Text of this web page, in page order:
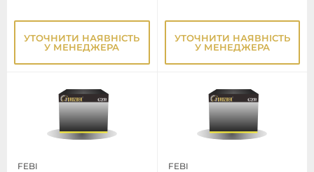
УТОЧНИТИ НАЯВНІСТЬ
У МЕНЕДЖЕРА
УТОЧНИТИ НАЯВНІСТЬ
У МЕНЕДЖЕРА
FEBI
FEBI